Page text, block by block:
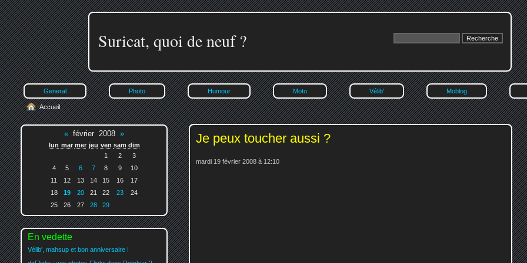
Suricat, quoi de neuf ?
General Photo Humour Moto Vélib' Moblog
Je peux toucher aussi ?
mardi 19 février 2008 à 12:10
Accueil
« février 2008 »
lun mar mer jeu ven sam dim
1
2
3
4
5 6 7 8 9
10
11
12 13 14 15 16
17
18
19 20 21 22 23
24
25
26 27 28 29
En vedette
Vélib', mahsup et bon anniversaire !